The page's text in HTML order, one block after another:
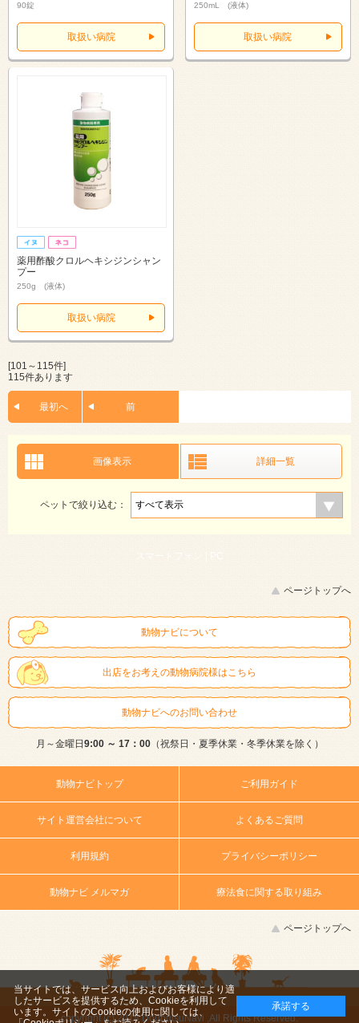
90錠
取扱い病院
250mL (液体)
取扱い病院
薬用酢酸クロルヘキシジンシャン
プー
250g (液体)
取扱い病院
[101～115件]
115件あります
最初へ 前
画像表示 詳細一覧
ペットで絞り込む：
スマートフォン | PC
ページトップへ
動物ナビについて
出店をお考えの動物病院様はこちら
動物ナビへのお問い合わせ
月～金曜日 9:00 ～ 17：00（祝祭日・夏季休業・冬季休業を除く）
動物ナビトップ ご利用ガイド
サイト運営会社について よくあるご質問
利用規約 プライバシーポリシー
動物ナビ メルマガ 療法食に関する取り組み
ページトップへ
copyright (c) 2014 DoubutsuNavi ,All Rights Reserved.
当サイトでは、サービス向上およびお客様により適
したサービスを提供するため、Cookieを利用して
います。サイトのCookieの使用に関しては、
承諾する